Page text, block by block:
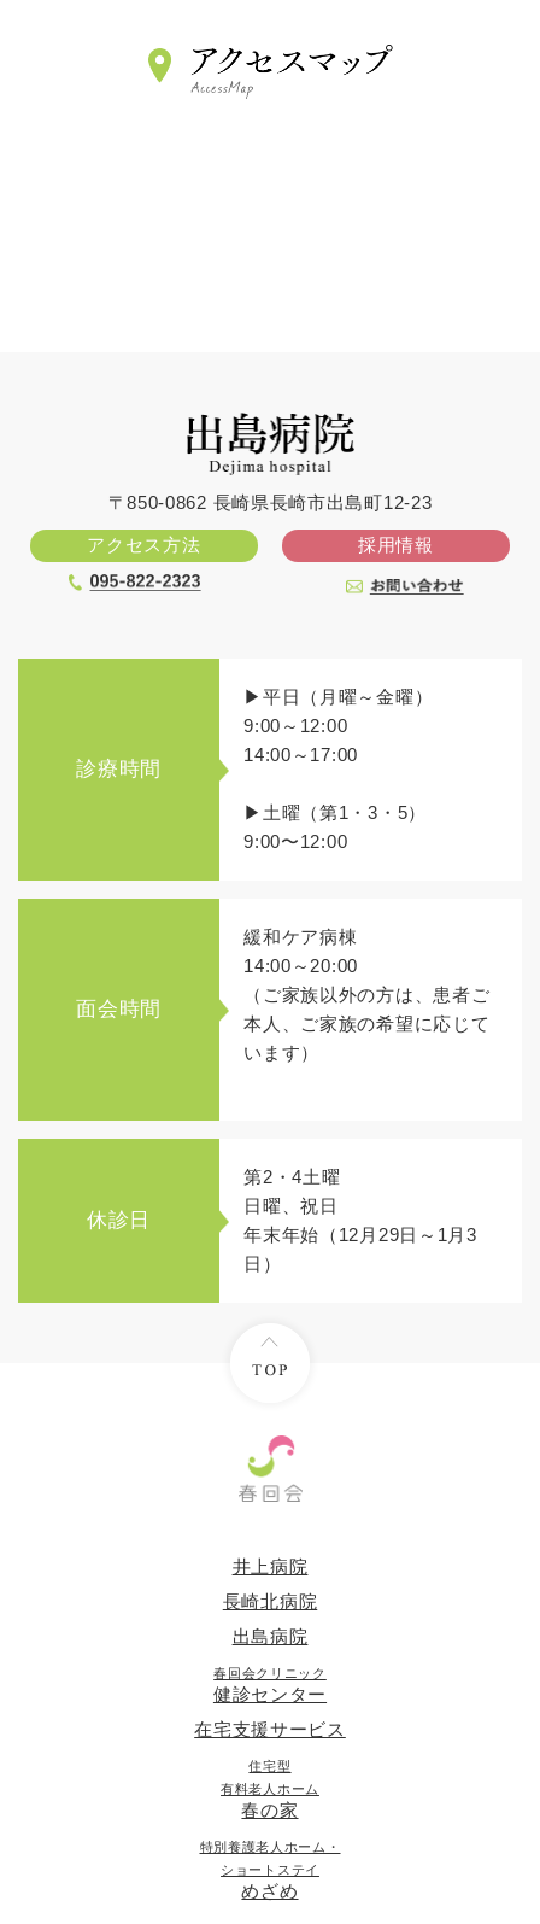
〒850-0862 長崎県長崎市出島町12-23
アクセス方法 採用情報
診療時間
▶平日（月曜～金曜）
9:00～12:00
14:00～17:00
▶土曜（第1・3・5）
9:00〜12:00
面会時間
緩和ケア病棟
14:00～20:00
（ご家族以外の方は、患者ご
本人、ご家族の希望に応じて
います）
休診日
第2・4土曜
日曜、祝日
年末年始（12月29日～1月3
日）
井上病院
長崎北病院
出島病院
春回会クリニック
健診センター
在宅支援サービス
住宅型
有料老人ホーム
春の家
特別養護老人ホーム・
ショートステイ
めざめ